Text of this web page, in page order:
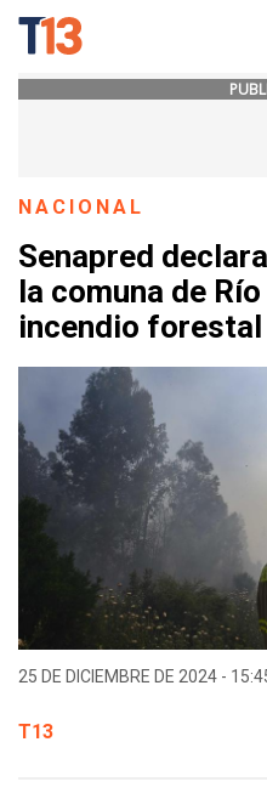
NACIONAL
Senapred
la comuna de
incendio forestal
25 DE DICIEMBRE DE 2024 -
T13